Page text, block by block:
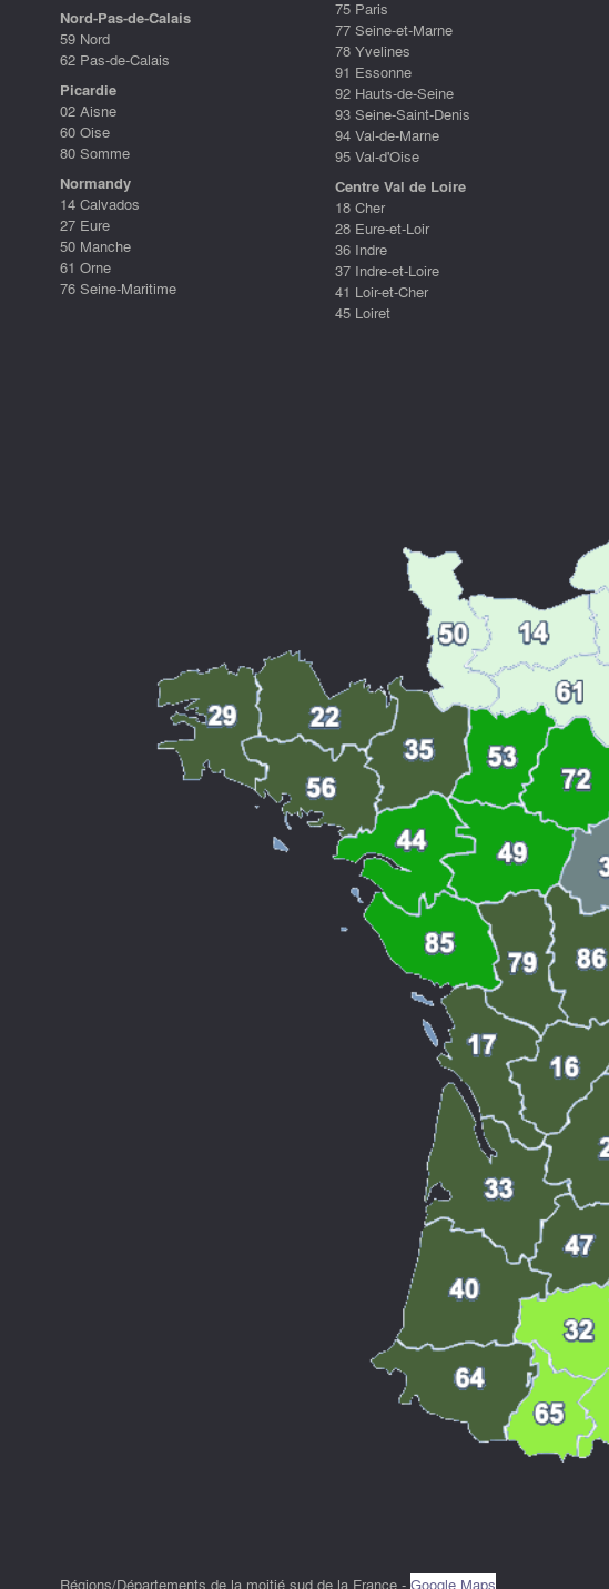
Nord-Pas-de-Calais
59 Nord
62 Pas-de-Calais
Picardie
02 Aisne
60 Oise
80 Somme
Normandy
14 Calvados
27 Eure
50 Manche
61 Orne
76 Seine-Maritime
75 Paris
77 Seine-et-Marne
78 Yvelines
91 Essonne
92 Hauts-de-Seine
93 Seine-Saint-Denis
94 Val-de-Marne
95 Val-d'Oise
Centre Val de Loire
18 Cher
28 Eure-et-Loir
36 Indre
37 Indre-et-Loire
41 Loir-et-Cher
45 Loiret
Régions/Départements de la moitié sud de la France - Google Maps